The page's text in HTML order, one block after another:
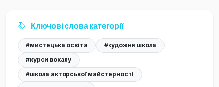
Ключові слова категорії
#мистецька освіта
#художня школа
#курси вокалу
#школа акторської майстерності